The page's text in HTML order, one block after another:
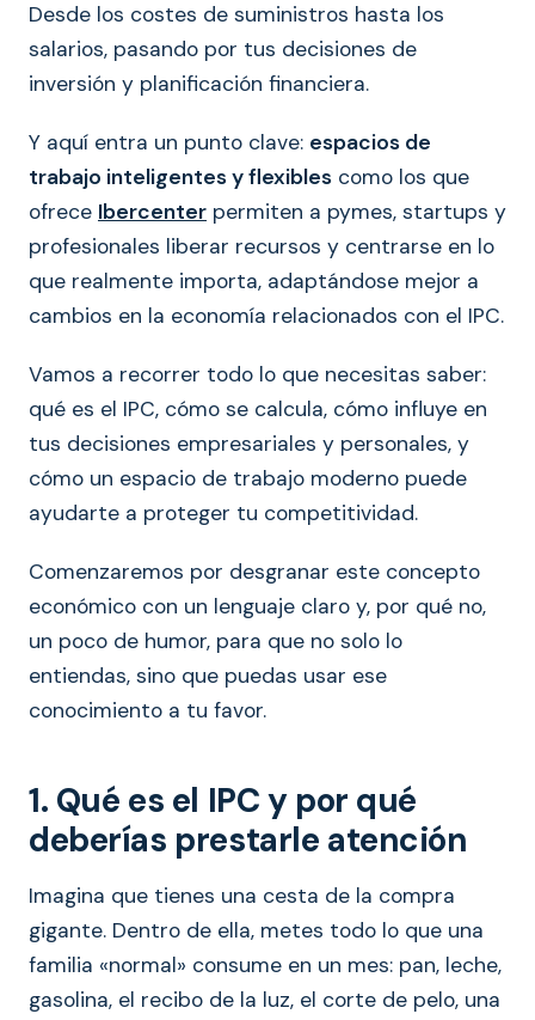
Desde los costes de suministros hasta los
salarios, pasando por tus decisiones de
inversión y planificación financiera.
Y aquí entra un punto clave: espacios de
trabajo inteligentes y flexibles como los que
ofrece Ibercenter permiten a pymes, startups y
profesionales liberar recursos y centrarse en lo
que realmente importa, adaptándose mejor a
cambios en la economía relacionados con el IPC.
Vamos a recorrer todo lo que necesitas saber:
qué es el IPC, cómo se calcula, cómo influye en
tus decisiones empresariales y personales, y
cómo un espacio de trabajo moderno puede
ayudarte a proteger tu competitividad.
Comenzaremos por desgranar este concepto
económico con un lenguaje claro y, por qué no,
un poco de humor, para que no solo lo
entiendas, sino que puedas usar ese
conocimiento a tu favor.
1. Qué es el IPC y por qué
deberías prestarle atención
Imagina que tienes una cesta de la compra
gigante. Dentro de ella, metes todo lo que una
familia «normal» consume en un mes: pan, leche,
gasolina, el recibo de la luz, el corte de pelo, una